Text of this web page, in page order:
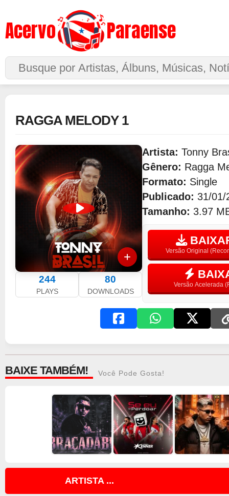
Acervo Paraense
Buscar no Site
RAGGA MELODY 1
244
PLAYS
80
DOWNLOADS
Artista: Tonny
Gênero: Ragga
Formato: Single
Publicado: 31/01/
Tamanho: 3.97
Versão Original
Versão Acelerada
BAIXE TAMBÉM! Você Pode Gosta!
ARTISTA ...